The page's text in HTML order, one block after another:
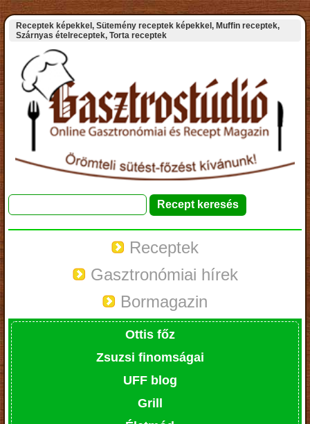
Receptek képekkel, Sütemény receptek képekkel, Muffin receptek,
Szárnyas ételreceptek, Torta receptek
Receptek
Gasztronómiai hírek
Bormagazin
Ottis főz
Zsuzsi finomságai
UFF blog
Grill